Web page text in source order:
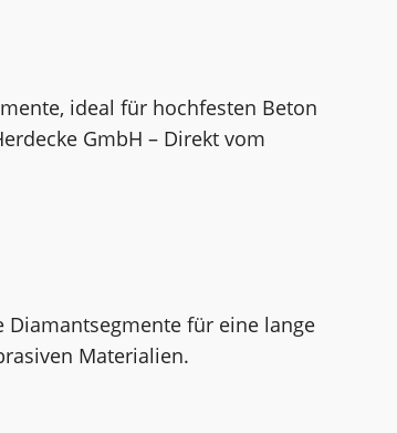
ideal für hochfesten Beton
GmbH – Direkt vom
für eine lange
Materialien.